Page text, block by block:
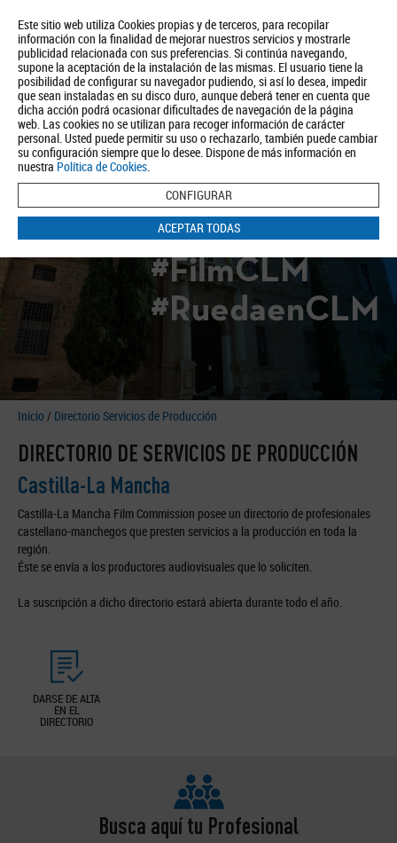
Este sitio web utiliza Cookies propias y de terceros, para recopilar
información con la finalidad de mejorar nuestros servicios y mostrarle
publicidad relacionada con sus preferencias. Si continúa navegando,
supone la aceptación de la instalación de las mismas. El usuario tiene la
posibilidad de configurar su navegador pudiendo, si así lo desea, impedir
que sean instaladas en su disco duro, aunque deberá tener en cuenta que
dicha acción podrá ocasionar dificultades de navegación de la página
web. Las cookies no se utilizan para recoger información de carácter
personal. Usted puede permitir su uso o rechazarlo, también puede cambiar
su configuración siempre que lo desee. Dispone de más información en
nuestra Política de Cookies.
CONFIGURAR
ACEPTAR TODAS
Quiénes somos Turismo Política de Privacidad Aviso Legal
Política de Cookies
BUSCAR
#FilmCLM
#RuedaenCLM
Inicio / Directorio Servicios de Producción
DIRECTORIO DE SERVICIOS DE PRODUCCIÓN
Castilla-La Mancha
Castilla-La Mancha Film Commission posee un directorio de profesionales
castellano-manchegos que presten servicios a la producción en toda la
región.
Éste se envía a los productores audiovisuales que lo soliciten.
La suscripción a dicho directorio estará abierta durante todo el año.
DARSE DE ALTA
EN EL
DIRECTORIO
Busca aquí tu Profesional